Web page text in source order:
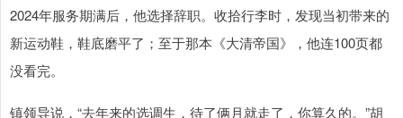
2024年服务期满后，他选择辞职。收拾行李时，发现当初带来的
新运动鞋，鞋底磨平了；至于那本《大清帝国》，他连100页都
没看完。
镇领导说，“去年来的选调生，待了俩月就走了，你算久的。”胡